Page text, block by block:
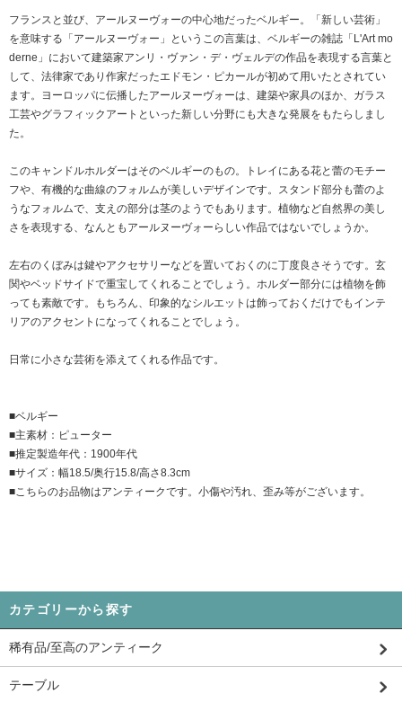
フランスと並び、アールヌーヴォーの中心地だったベルギー。「新しい芸術」
を意味する「アールヌーヴォー」というこの言葉は、ベルギーの雑誌「L'Art mo
derne」において建築家アンリ・ヴァン・デ・ヴェルデの作品を表現する言葉と
して、法律家であり作家だったエドモン・ピカールが初めて用いたとされてい
ます。ヨーロッパに伝播したアールヌーヴォーは、建築や家具のほか、ガラス
工芸やグラフィックアートといった新しい分野にも大きな発展をもたらしまし
た。
このキャンドルホルダーはそのベルギーのもの。トレイにある花と蕾のモチー
フや、有機的な曲線のフォルムが美しいデザインです。スタンド部分も蕾のよ
うなフォルムで、支えの部分は茎のようでもあります。植物など自然界の美し
さを表現する、なんともアールヌーヴォーらしい作品ではないでしょうか。
左右のくぼみは鍵やアクセサリーなどを置いておくのに丁度良さそうです。玄
関やベッドサイドで重宝してくれることでしょう。ホルダー部分には植物を飾
っても素敵です。もちろん、印象的なシルエットは飾っておくだけでもインテ
リアのアクセントになってくれることでしょう。
日常に小さな芸術を添えてくれる作品です。
■ベルギー
■主素材：ピューター
■推定製造年代：1900年代
■サイズ：幅18.5/奥行15.8/高さ8.3cm
■こちらのお品物はアンティークです。小傷や汚れ、歪み等がございます。
カテゴリーから探す
稀有品/至高のアンティーク
テーブル